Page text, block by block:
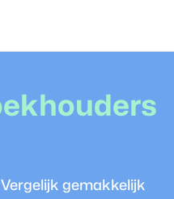
s
Vergelijk gemakkelijk